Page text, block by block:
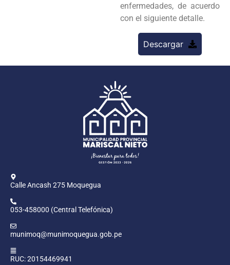
enfermedades, de acuerdo
con el siguiente detalle.
Descargar
Calle Ancash 275 Moquegua
053-458000 (Central Telefónica)
munimoq@munimoquegua.gob.pe
RUC: 20154469941